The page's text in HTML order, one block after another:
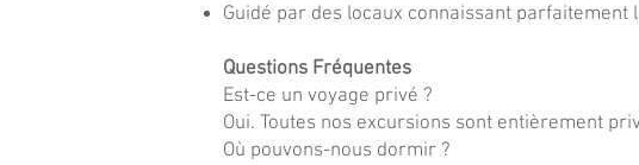
Guidé par des locaux connaissant parfaitement
Questions Fréquentes
Est-ce un voyage privé ?
Oui. Toutes nos excursions sont entièrement
Où pouvons-nous dormir ?